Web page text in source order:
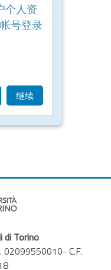
个人资
号登录
继续
di Torino
02099550010- C.F.